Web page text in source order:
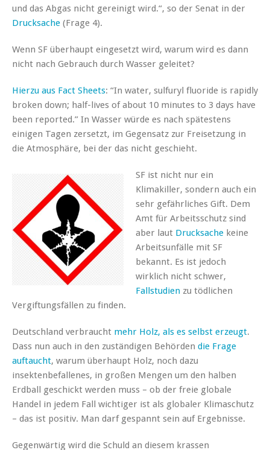
und das Abgas nicht gereinigt wird.“, so der Senat in der
Drucksache (Frage 4).
Wenn SF überhaupt eingesetzt wird, warum wird es dann
nicht nach Gebrauch durch Wasser geleitet?
Hierzu aus Fact Sheets: “In water, sulfuryl fluoride is rapidly
broken down; half-lives of about 10 minutes to 3 days have
been reported.” In Wasser würde es nach spätestens
einigen Tagen zersetzt, im Gegensatz zur Freisetzung in
die Atmosphäre, bei der das nicht geschieht.
SF ist nicht nur ein
Klimakiller, sondern auch ein
sehr gefährliches Gift. Dem
Amt für Arbeitsschutz sind
aber laut Drucksache keine
Arbeitsunfälle mit SF
bekannt. Es ist jedoch
wirklich nicht schwer,
Fallstudien zu tödlichen
Vergiftungsfällen zu finden.
Deutschland verbraucht mehr Holz, als es selbst erzeugt.
Dass nun auch in den zuständigen Behörden die Frage
auftaucht, warum überhaupt Holz, noch dazu
insektenbefallenes, in großen Mengen um den halben
Erdball geschickt werden muss – ob der freie globale
Handel in jedem Fall wichtiger ist als globaler Klimaschutz
– das ist positiv. Man darf gespannt sein auf Ergebnisse.
Gegenwärtig wird die Schuld an diesem krassen